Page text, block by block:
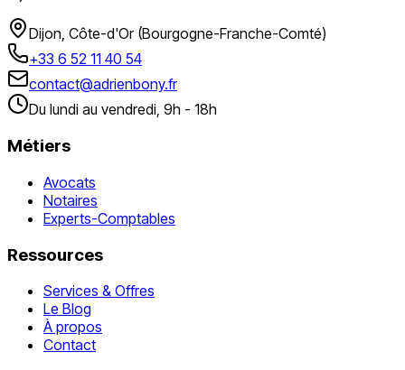
Dijon, Côte-d'Or (Bourgogne-Franche-Comté)
+33 6 52 11 40 54
contact@adrienbony.fr
Du lundi au vendredi, 9h - 18h
Métiers
Avocats
Notaires
Experts-Comptables
Ressources
Services & Offres
Le Blog
À propos
Contact